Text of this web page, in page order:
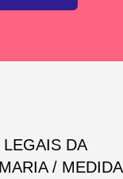
LEGAIS DA
/ MEDIDA